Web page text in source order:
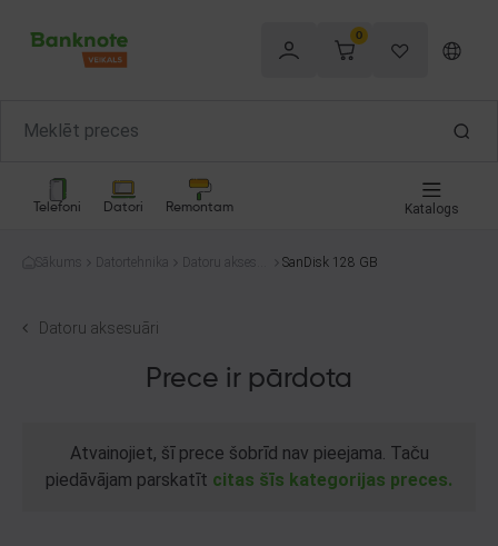
0
Telefoni Datori Remontam Katalogs
Sākums Datortehnika
Datoru aksesu
SanDisk 128 GB
Datoru aksesuāri
Prece ir pārdota
Atvainojiet, šī prece šobrīd nav pieejama. Taču
piedāvājam parskatīt citas šīs kategorijas preces.